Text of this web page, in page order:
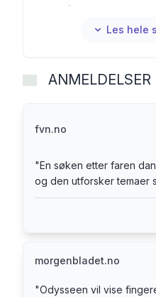
egentlig betyr, ogLes hele
ANMELDELSER
fvn.no
"En søken etter faren
og den utforsker temaer
morgenbladet.no
"Odysseen vil vise